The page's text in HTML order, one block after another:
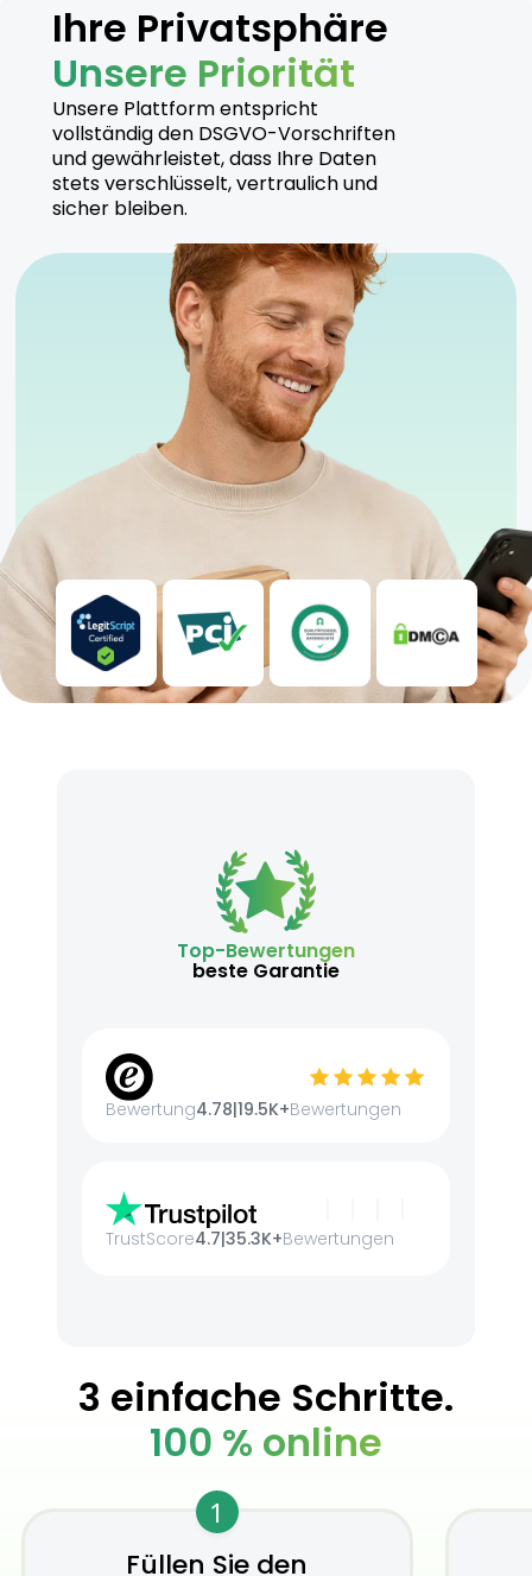
Ihre Privatsphäre
Unsere Priorität
Unsere Plattform entspricht
vollständig den DSGVO-Vorschriften
und gewährleistet, dass Ihre Daten
stets verschlüsselt, vertraulich und
sicher bleiben.
Top-Bewertungen
beste Garantie
Bewertung4.78|19.5K+Bewertungen
TrustScore4.7|35.3K+Bewertungen
3 einfache Schritte.
100 % online
1
Füllen Sie den